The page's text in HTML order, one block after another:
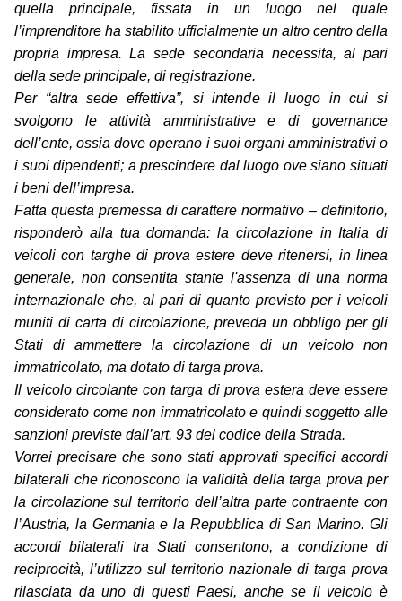
quella principale, fissata in un luogo nel quale
l’imprenditore ha stabilito ufficialmente un altro centro della
propria impresa. La sede secondaria necessita, al pari
della sede principale, di registrazione.
Per “altra sede effettiva”, si intende il luogo in cui si
svolgono le attività amministrative e di governance
dell’ente, ossia dove operano i suoi organi amministrativi o
i suoi dipendenti; a prescindere dal luogo ove siano situati
i beni dell’impresa.
Fatta questa premessa di carattere normativo – definitorio,
risponderò alla tua domanda: la circolazione in Italia di
veicoli con targhe di prova estere deve ritenersi, in linea
generale, non consentita stante l'assenza di una norma
internazionale che, al pari di quanto previsto per i veicoli
muniti di carta di circolazione, preveda un obbligo per gli
Stati di ammettere la circolazione di un veicolo non
immatricolato, ma dotato di targa prova.
Il veicolo circolante con targa di prova estera deve essere
considerato come non immatricolato e quindi soggetto alle
sanzioni previste dall’art. 93 del codice della Strada.
Vorrei precisare che sono stati approvati specifici accordi
bilaterali che riconoscono la validità della targa prova per
la circolazione sul territorio dell’altra parte contraente con
l’Austria, la Germania e la Repubblica di San Marino. Gli
accordi bilaterali tra Stati consentono, a condizione di
reciprocità, l’utilizzo sul territorio nazionale di targa prova
rilasciata da uno di questi Paesi, anche se il veicolo è